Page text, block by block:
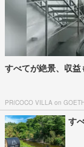
すべてが絶景、収
PR(COCO VILLA on
す